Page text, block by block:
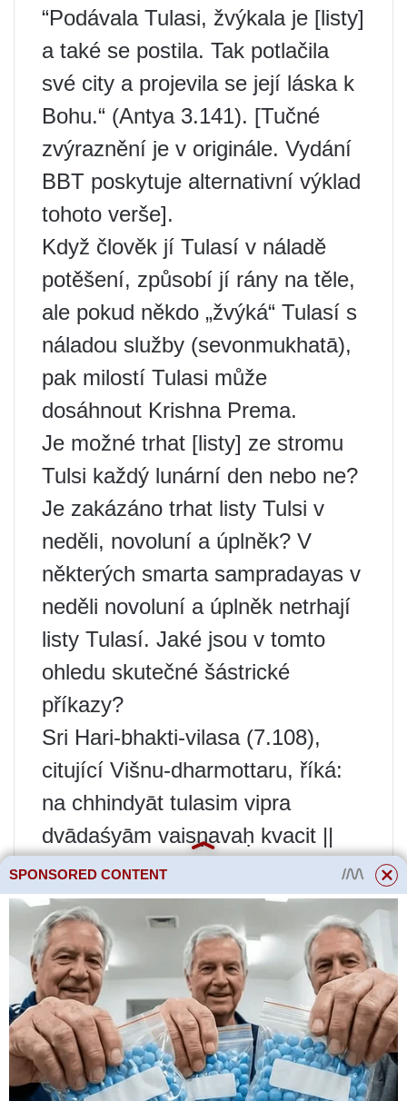
“Podávala Tulasi, žvýkala je [listy]
a také se postila. Tak potlačila
své city a projevila se její láska k
Bohu.“ (Antya 3.141). [Tučné
zvýraznění je v originále. Vydání
BBT poskytuje alternativní výklad
tohoto verše].
Když člověk jí Tulasí v náladě
potěšení, způsobí jí rány na těle,
ale pokud někdo „žvýká“ Tulasí s
náladou služby (sevonmukhatā),
pak milostí Tulasi může
dosáhnout Krishna Prema.
Je možné trhat [listy] ze stromu
Tulsi každý lunární den nebo ne?
Je zakázáno trhat listy Tulsi v
neděli, novoluní a úplněk? V
některých smarta sampradayas v
neděli novoluní a úplněk netrhají
listy Tulasí. Jaké jsou v tomto
ohledu skutečné šástrické
příkazy?
Sri Hari-bhakti-vilasa (7.108),
citující Višnu-dharmottaru, říká:
na chhindyāt tulasim vipra
dvādaśyām vaisṇavaḥ kvacit ||
“Ó brahmani! Vaišnava by nikdy
neměl ořezávat listy Tulasí v den
Dvadasi.”
sankranty-ādau nishiddho ‘pi
tulasy-avachayah smrtau |
param sri-visnu-bhaktais tu
dvādaśyām eva neśyate ||
SPONSORED CONTENT